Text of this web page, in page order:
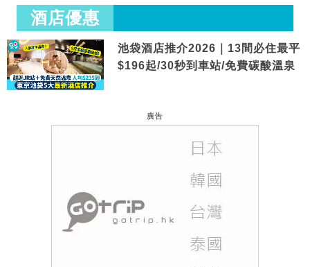
酒店優惠
池袋酒店推介2026｜13間必住最平
$196起/30秒到車站/免費碳酸溫泉
廣告